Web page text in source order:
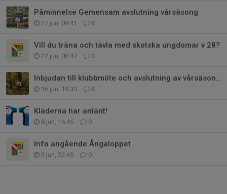
Påminnelse Gemensam avslutning vårsäsong
27 jun, 09:41 0
Vill du träna och tävla med skotska ungdomar v 28?
22 jun, 08:47 0
Inbjudan till klubbmöte och avslutning av vårsäsongen
16 jun, 19:30 0
Kläderna har anlänt!
8 jun, 16:45 0
Info angående Ångaloppet
3 jun, 22:45 0